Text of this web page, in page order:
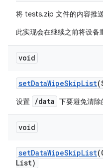
将 tests.zip 文件的内容推
此实现会在继续之前将设备
void
setDataWipeSkipList
设置 /data 下要避免清除
void
setDataWipeSkipList
List)